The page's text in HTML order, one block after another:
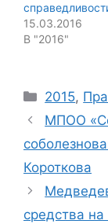
15.03.2016
В "2016"
2015,
МПОО
Короткова
средства